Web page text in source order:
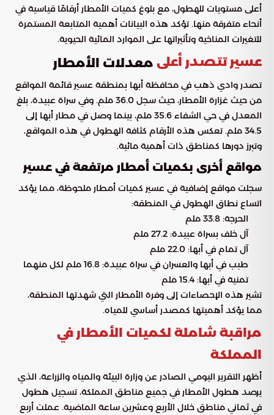
أعلى مستويات للهطول، مع بلوغ كميات الأمطار أرقامًا قياسية في
أنحاء متفرقة منها. تؤكد هذه البيانات أهمية المتابعة المستمرة
للتغيرات المناخية وتأثيراتها على الموارد المائية الحيوية.
عسير تتصدر أعلى معدلات الأمطار
تصدر وادي ذهب في محافظة أبها بمنطقة عسير قائمة المواقع
من حيث غزارة الأمطار، حيث سجل 36.0 ملم. وفي سراة عبيدة، بلغ
المعدل في حي الشفاء 35.6 ملم، بينما وصل في مطار أبها إلى
34.5 ملم. تعكس هذه الأرقام كثافة الهطول في هذه المواقع،
وتبرز دورها كمناطق ذات أهمية مائية.
مواقع أخرى بكميات أمطار مرتفعة في عسير
سجلت مواقع إضافية في عسير كميات أمطار ملحوظة، مما يؤكد
اتساع نطاق الهطول في المنطقة:
الحرجة: 33.8 ملم
آل خلف بسراة عبيدة: 27.2 ملم
آل تمام في أبها: 22.0 ملم
طبب في أبها والعسران في سراة عبيدة: 16.8 ملم لكل منهما
تمنية في أبها: 15.4 ملم
تشير هذه الإحصاءات إلى وفرة الأمطار التي شهدتها المنطقة،
مما يؤكد أهميتها كمصدر أساسي للمياه.
مراقبة شاملة لكميات الأمطار في
المملكة
أظهر التقرير اليومي الصادر عن وزارة البيئة والمياه والزراعة، الذي
يرصد هطول الأمطار في جميع مناطق المملكة، تسجيل هطول
في ثماني مناطق خلال الأربع وعشرين ساعة الماضية. عملت أربع